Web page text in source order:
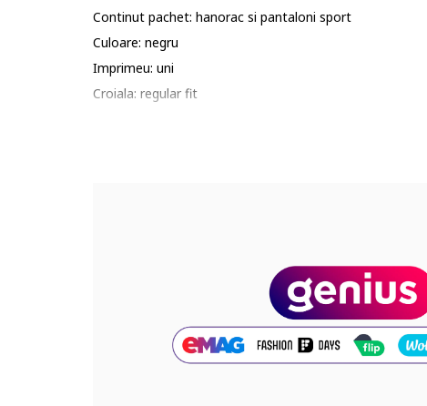
Continut pachet: hanorac si pantaloni sport
Culoare: negru
Imprimeu: uni
Croiala: regular fit